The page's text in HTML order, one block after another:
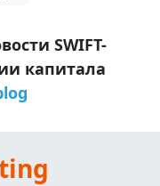
SWIFT-
капитала